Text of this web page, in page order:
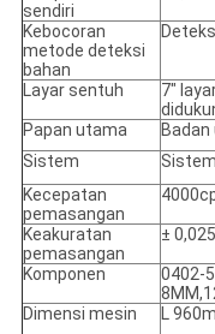
sendiri
Kebocoran
metode deteksi
bahan
Layar sentuh
7"
Papan utama
Sistem
Kecepatan
pemasangan
Keakuratan
pemasangan
±
Komponen
0402-
Dimensi mesin
L